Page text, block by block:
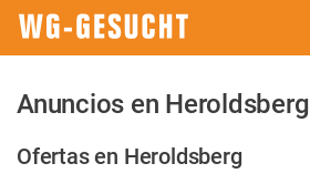
Anuncios en Heroldsberg
Ofertas en Heroldsberg